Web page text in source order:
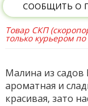
СООБЩИТЬ О
Товар СКП
только курьером
Малина из садов
ароматная и
красивая, зато